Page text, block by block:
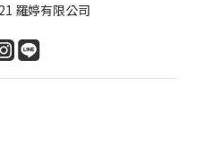
羅婷有限公司